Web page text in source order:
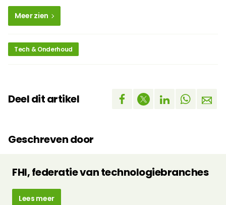
Meer zien
Tech & Onderhoud
Deel dit artikel
Geschreven door
FHI, federatie van technologiebranches
Lees meer